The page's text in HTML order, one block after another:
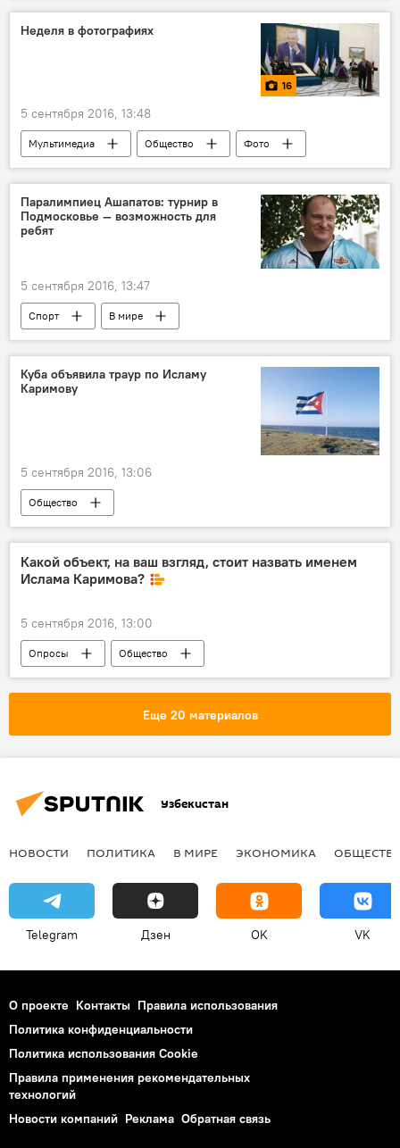
Неделя в фотографиях
16
5 сентября 2016, 13:48
Мультимедиа Общество Фото
Паралимпиец Ашапатов: турнир в
Подмосковье — возможность для
ребят
5 сентября 2016, 13:47
Спорт В мире
Куба объявила траур по Исламу
Каримову
5 сентября 2016, 13:06
Общество
Скончался президент Узбекистана Ислам Каримов
Какой объект, на ваш взгляд, стоит назвать именем
Ислама Каримова?
5 сентября 2016, 13:00
Опросы
Общество
Скончался президент Узбекистана Ислам Каримов
Еще 20 материалов
Узбекистан
НОВОСТИ ПОЛИТИКА В МИРЕ ЭКОНОМИКА
Telegram Дзен OK VK
О проекте Контакты Правила использования
Политика конфиденциальности
Политика использования Cookie
Правила применения рекомендательных
технологий
Новости компаний Реклама Обратная связь